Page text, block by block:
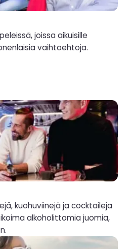
joissa aikuisille
vaihtoehtoja.
kuohuviinejä ja cocktaileja
alkoholittomia juomia,